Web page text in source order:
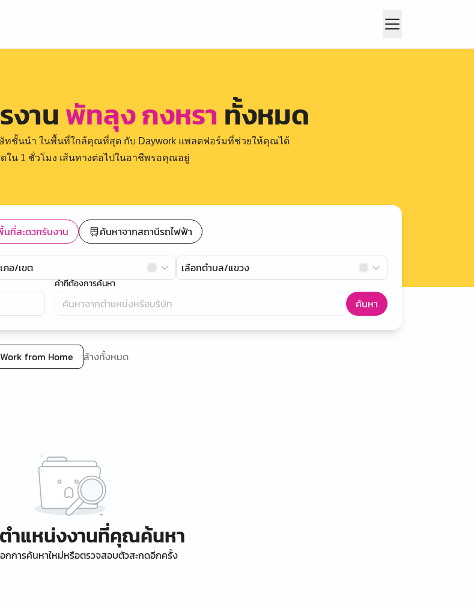
งานพัทลุง กงหรา ทั้งหมด
ทชั้นนำ ในพื้นที่ใกล้คุณที่สุด กับ Daywork แพลตฟอร์มที่ช่วยให้คุณได้
ดใน 1 ชั่วโมง เส้นทางต่อไปในอาชีพรอคุณอยู่
ที่สะดวกรับงาน ค้นหาจากสถานีรถไฟฟ้า
ภอ/เขต เลือกตำบล/แขวง
คำที่ต้องการค้นหา
ค้นหา
Work from Home ล้างทั้งหมด
ำแหน่งงานที่คุณค้นหา
กการค้นหาใหม่หรือตรวจสอบตัวสะกดอีกครั้ง